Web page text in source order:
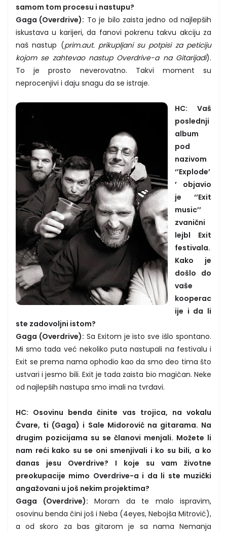
samom tom procesu i nastupu?
Gaga (Overdrive): To je bilo zaista jedno od najlepših
iskustava u karijeri, da fanovi pokrenu takvu akciju za
naš nastup (prim.aut. prikupljani su potpisi za peticiju
kojom se zahtevao nastup Overdrive-a na Gitarijadi).
To je prosto neverovatno. Takvi moment su
neprocenjivi i daju snagu da se istraje.
HC: Vaš
poslednji
album
pod
nazivom
‘’Explode’
’ objavio
je ‘’Exit
music’’
zvanični
lejbl Exit
festivala.
Kako je
došlo do
vaše
kooperac
ije i da li
ste zadovoljni istom?
Gaga (Overdrive): Sa Exitom je isto sve išlo spontano.
Mi smo tada već nekoliko puta nastupali na festivalu i
Exit se prema nama ophodio kao da smo deo tima što
ustvari i jesmo bili. Exit je tada zaista bio magičan. Neke
od najlepših nastupa smo imali na tvrđavi.
HC: Osovinu benda činite vas trojica, na vokalu
Čvare, ti (Gaga) i Sale Midorović na gitarama. Na
drugim pozicijama su se članovi menjali. Možete li
nam reći kako su se oni smenjivali i ko su bili, a ko
danas jesu Overdrive? I koje su vam životne
preokupacije mimo Overdrive-a i da li ste muzički
angažovani u još nekim projektima?
Gaga (Overdrive): Moram da te malo ispravim,
osovinu benda čini još i Neba (4eyes, Nebojša Mitrović),
a od skoro za bas gitarom je sa nama Nemanja